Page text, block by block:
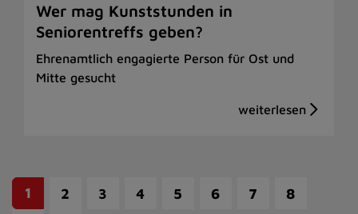
Wer mag Kunststunden in
Seniorentreffs geben?
Ehrenamtlich engagierte Person für Ost und
Mitte gesucht
1 2 3 4 5 6 7
8